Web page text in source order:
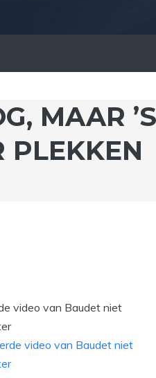
MAAR ’S
PLEKKEN
video van Baudet niet